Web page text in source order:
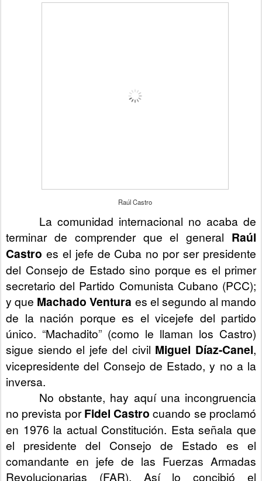
e
2
3
8
7
3
0
6
5
.
h
t
l
#
s
t
l
n
k
=
c
p
y
Raúl Castro
La comunidad internacional no acaba de
terminar de comprender que el general Raúl
Castro es el jefe de Cuba no por ser presidente
del Consejo de Estado sino porque es el primer
secretario del Partido Comunista Cubano (PCC);
y que Machado Ventura es el segundo al mando
de la nación porque es el vicejefe del partido
único. “Machadito” (como le llaman los Castro)
sigue siendo el jefe del civil Miguel Díaz-Canel,
vicepresidente del Consejo de Estado, y no a la
inversa.
No obstante, hay aquí una incongruencia
no prevista porFidel Castro cuando se proclamó
en 1976 la actual Constitución. Esta señala que
el presidente del Consejo de Estado es el
comandante en jefe de las Fuerzas Armadas
Revolucionarias (FAR). Así lo concibió el